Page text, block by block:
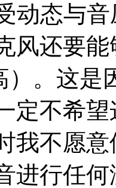
动态与音
风还要
）。这
定不希
我不愿
进行任